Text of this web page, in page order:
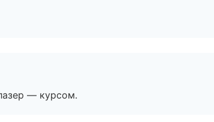
— курсом.